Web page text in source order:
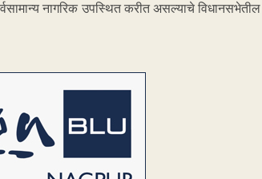
नागरिक उपस्थित करीत असल्याचे विधानसभेतील